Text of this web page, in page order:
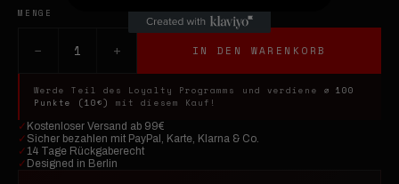
MENGE
− 1 + IN DEN WARENKORB
Werde Teil des Loyalty Programms und verdiene ⌀ 100
Punkte (10€)
mit diesem Kauf!
✓ Kostenloser Versand ab 99€
✓ Sicher bezahlen mit PayPal, Karte, Klarna & Co.
✓ 14 Tage Rückgaberecht
✓ Designed in Berlin